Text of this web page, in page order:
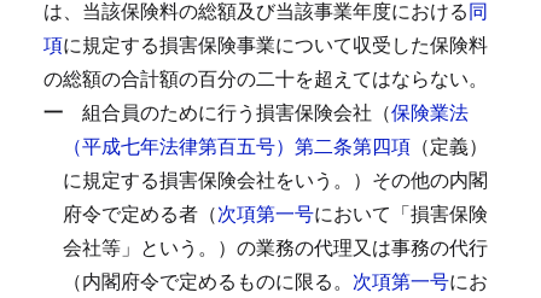
は、当該保険料の総額及び当該事業年度における同
項に規定する損害保険事業について収受した保険料
の総額の合計額の百分の二十を超えてはならない。
一 組合員のために行う損害保険会社（保険業法
（平成七年法律第百五号）第二条第四項 （定義）
に規定する損害保険会社をいう。）その他の内閣
府令で定める者（次項第一号において「損害保険
会社等」という。）の業務の代理又は事務の代行
（内閣府令で定めるものに限る。 次項第一号にお